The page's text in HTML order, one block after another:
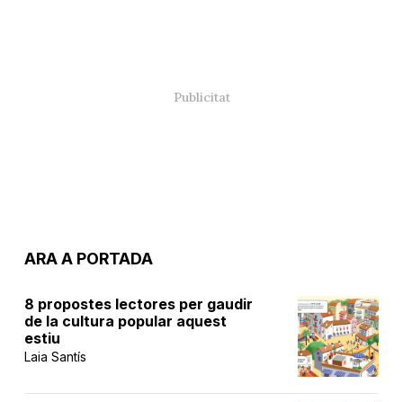
ARA A PORTADA
8 propostes lectores per gaudir
de la cultura popular aquest
estiu
Laia Santís